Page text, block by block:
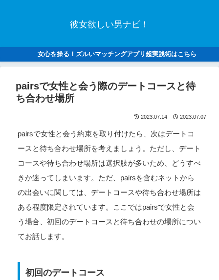
彼女欲しい男ナビ！
女心を操る！ズルいマッチングアプリ超実践術はこちら
pairsで女性と会う際のデートコースと待
ち合わせ場所
2023.07.14 2023.07.07
pairsで女性と会う約束を取り付けたら、次はデートコ
ースと待ち合わせ場所を考えましょう。ただし、デート
コースや待ち合わせ場所は選択肢が多いため、どうすべ
きか迷ってしまいます。ただ、pairsを含むネットから
の出会いに関しては、デートコースや待ち合わせ場所は
ある程度限定されています。ここではpairsで女性と会
う場合、初回のデートコースと待ち合わせの場所につい
てお話します。
初回のデートコース